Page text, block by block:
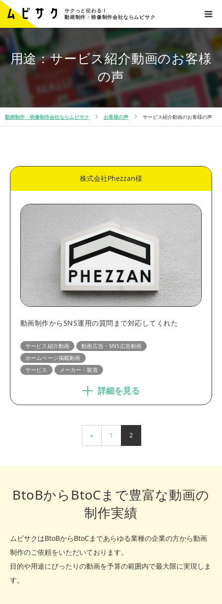
サクっと伝わる！
動画制作・映像制作会社ならムビサク
用途：サービス紹介動画のお客様
の声
動画制作・映像制作会社ならムビサク お客様の声 サービス紹介動画のお客様の声
用途
/home/systemalij/mvsk.jp/public_html/wp-
content/themes/source_tcd045/search_area_interview.php
on line
8
Warning
: Undefined array key "interview_category" in
/home/systemalij/mvsk.jp/public_html/wp-
content/themes/source_tcd045/search_area_interview.php
on line
Warning
: Undefined array key "industry" in
/home/systemalij/mvsk.jp/public_html/wp-
content/themes/source_tcd045/search_area_interview.php
15 Warning
: Undefined array key "industry" in
/home/systemalij/mvsk.jp/public_html/wp-
content/themes/source_tcd045/search_area_interview.php
on line
16
Warning
: Undefined array key "interview_category" in
/home/systemalij/mvsk.jp/public_html/wp-
content/themes/source_tcd045/search_area_interview.php
on line
26 サービス紹介動画
: Undefined array key "interview_category" in
content/themes/source_tcd045/search_area_interview.php
content/themes/source_tcd045/search_area_interview.php
展示会・サイネージ動画
: Undefined array key "interview_category" in
content/themes/source_tcd045/search_area_interview.php
: Undefined array key "interview_category" in
/home/systemalij/mvsk.jp/public_html/wp-
content/themes/source_tcd045/search_area_interview.php
ホームページ掲載動画
/home/systemalij/mvsk.jp/public_html/wp-
content/themes/source_tcd045/search_area_interview.php
on line
26
営業資料動画
: Undefined array key "interview_category" in
/home/systemalij/mvsk.jp/public_html/wp-
株式会社Phezzan様
動画制作からSNS運用の質問まで対応してくれた
サービス紹介動画
動画広告・SNS広告動画
ホームページ掲載動画
サービス
メーカー・製造
詳細を見る
« 1 2
BtoBからBtoCまで豊富な動画の
制作実績
ムビサクはBtoBからBtoCまであらゆる業種の企業の方から動画
制作のご依頼をいただいております。
目的や用途にぴったりの動画を予算の範囲内で最大限に実現しま
す。